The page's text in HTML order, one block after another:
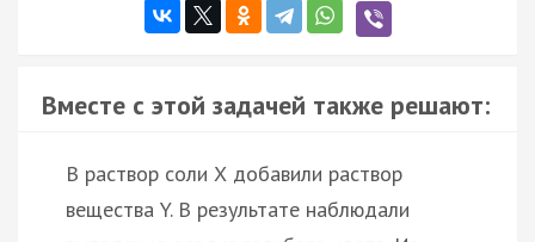
Вместе с этой задачей также решают:
В раствор соли Х добавили раствор
вещества Y. В результате наблюдали